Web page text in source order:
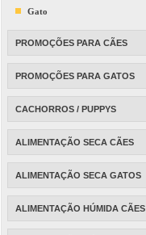
Gato
PROMOÇÕES PARA CÃES
PROMOÇÕES PARA GATOS
CACHORROS / PUPPYS
ALIMENTAÇÃO SECA CÃES
ALIMENTAÇÃO SECA GATOS
ALIMENTAÇÃO HÚMIDA CÃES